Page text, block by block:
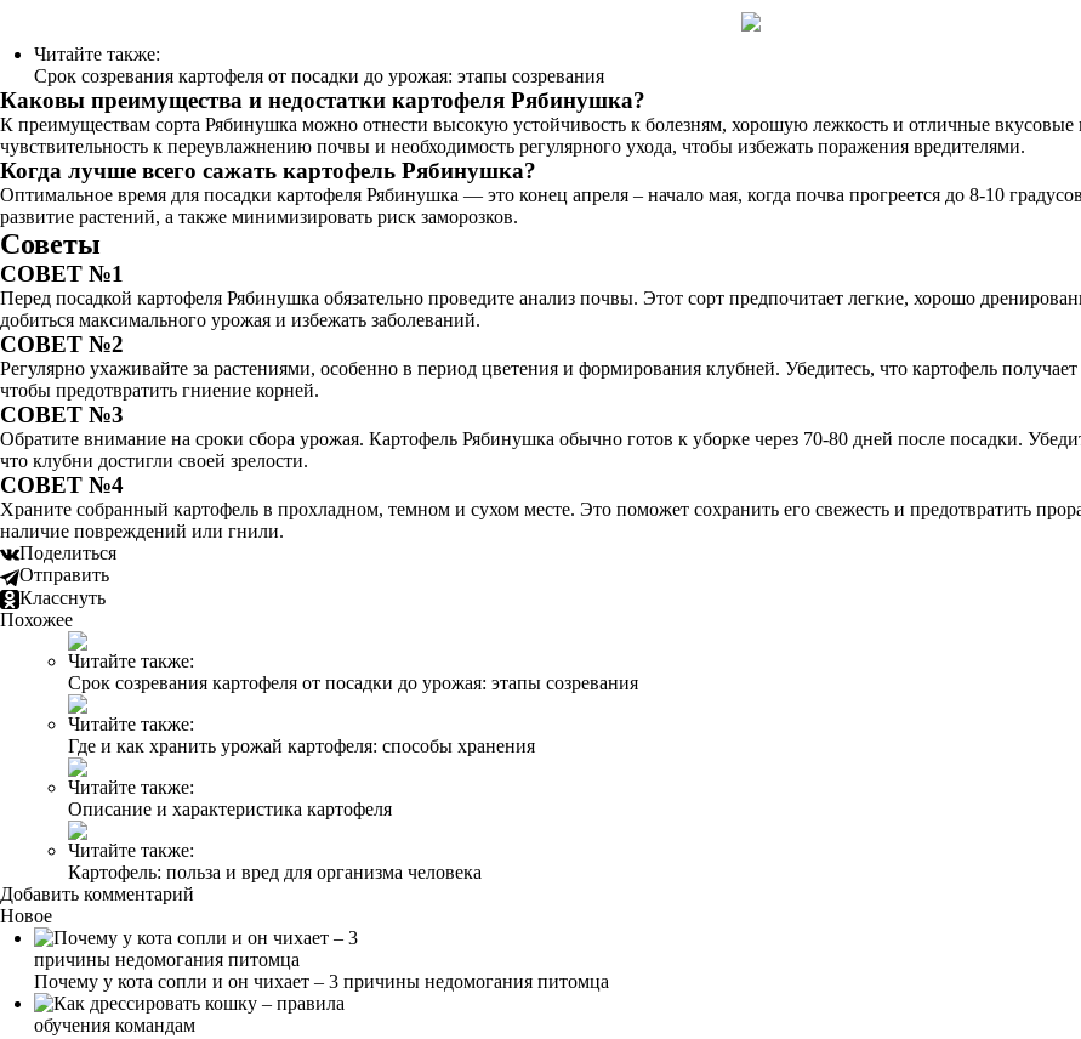
Читайте также:
Срок созревания картофеля от посадки до урожая: этапы созревания
Каковы преимущества и недостатки картофеля Рябинушка?
К преимуществам сорта Рябинушка можно отнести высокую устойчивость к болезням, хорошую лежкость и отличные вкусовые
чувствительность к переувлажнению почвы и необходимость регулярного ухода, чтобы избежать поражения вредителями.
Когда лучше всего сажать картофель Рябинушка?
Оптимальное время для посадки картофеля Рябинушка — это конец апреля – начало мая, когда почва прогреется до 8-10
развитие растений, а также минимизировать риск заморозков.
Советы
СОВЕТ №1
Перед посадкой картофеля Рябинушка обязательно проведите анализ почвы. Этот сорт предпочитает легкие, хорошо
добиться максимального урожая и избежать заболеваний.
СОВЕТ №2
Регулярно ухаживайте за растениями, особенно в период цветения и формирования клубней. Убедитесь, что картофель
чтобы предотвратить гниение корней.
СОВЕТ №3
Обратите внимание на сроки сбора урожая. Картофель Рябинушка обычно готов к уборке через 70-80 дней после посадки.
что клубни достигли своей зрелости.
СОВЕТ №4
Храните собранный картофель в прохладном, темном и сухом месте. Это поможет сохранить его свежесть и предотвратить
наличие повреждений или гнили.
Поделиться
Отправить
Класснуть
Похожее
Читайте также:
Срок созревания картофеля от посадки до урожая: этапы созревания
Читайте также:
Где и как хранить урожай картофеля: способы хранения
Читайте также:
Описание и характеристика картофеля
Читайте также:
Картофель: польза и вред для организма человека
Добавить комментарий
Новое
Почему у кота сопли и он чихает – 3 причины недомогания питомца